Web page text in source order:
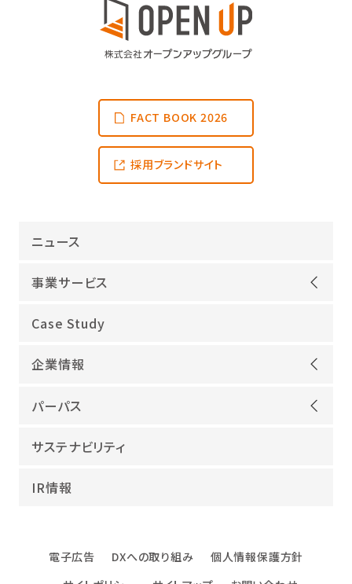
FACT BOOK 2026
採用ブランドサイト
ニュース
事業サービス
オープンアップグループが選ばれる理由
ITインフラ
IT開発
海外領域
教育・人材紹介
Case Study
企業情報
ごあいさつ
沿革
役員紹介
パーパス
当社グループのパーパス
幸せな仕事総合研究所
エンジニアインタビュー
サステナビリティ
IR情報
電子広告 DXへの取り組み
個人情報保護方針